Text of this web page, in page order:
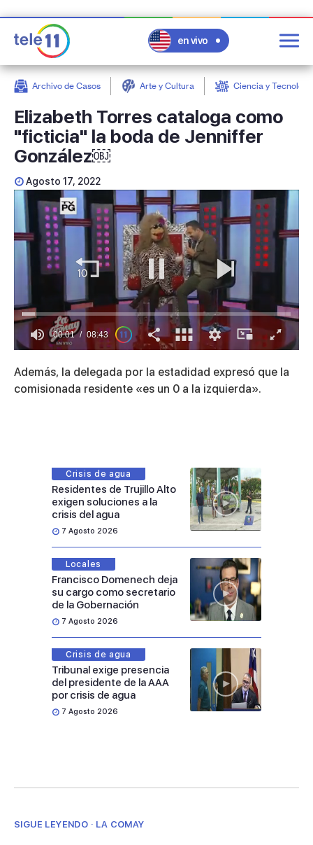
en vivo
Archivo de Casos Arte y Cultura Ciencia y
Elizabeth Torres cataloga como
"ficticia" la boda de Jenniffer
González￼
Agosto 17, 2022
of
8
minutes,
00:01 08:43
Además, la delegada por la estadidad expresó que la
comisionada residente «es un 0 a la izquierda».
Crisis de agua
Residentes de Trujillo Alto
exigen soluciones a la
crisis del agua
7 Agosto 2026
Locales
Francisco Domenech deja
su cargo como secretario
de la Gobernación
7 Agosto 2026
Crisis de agua
Tribunal exige presencia
del presidente de la AAA
por crisis de agua
7 Agosto 2026
SIGUE LEYENDO · LA COMAY
post